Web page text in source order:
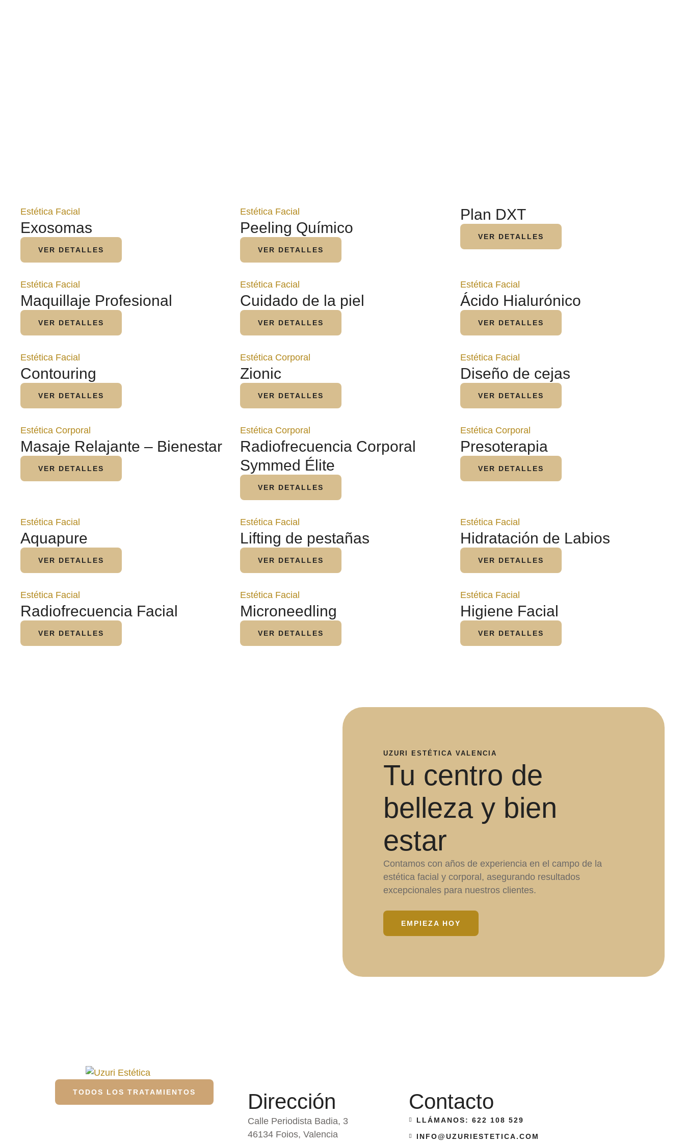
Estética Facial
Exosomas
VER DETALLES
Estética Facial
Peeling Químico
VER DETALLES
Plan DXT
VER DETALLES
Estética Facial
Maquillaje Profesional
VER DETALLES
Estética Facial
Cuidado de la piel
VER DETALLES
Estética Facial
Ácido Hialurónico
VER DETALLES
Estética Facial
Contouring
VER DETALLES
Estética Corporal
Zionic
VER DETALLES
Estética Facial
Diseño de cejas
VER DETALLES
Estética Corporal
Masaje Relajante – Bienestar
VER DETALLES
Estética Corporal
Radiofrecuencia Corporal
Symmed Élite
VER DETALLES
Estética Corporal
Presoterapia
VER DETALLES
Estética Facial
Aquapure
VER DETALLES
Estética Facial
Lifting de pestañas
VER DETALLES
Estética Facial
Hidratación de Labios
VER DETALLES
Estética Facial
Radiofrecuencia Facial
VER DETALLES
Estética Facial
Microneedling
VER DETALLES
Estética Facial
Higiene Facial
VER DETALLES
UZURI ESTÉTICA VALENCIA
Tu centro de
belleza y bien
estar
Contamos con años de experiencia en el campo de la
estética facial y corporal, asegurando resultados
excepcionales para nuestros clientes.
EMPIEZA HOY
TODOS LOS TRATAMIENTOS Dirección
Calle Periodista Badia, 3
46134 Foios, Valencia
Contacto
LLÁMANOS: 622 108 529
INFO@UZURIESTETICA.COM